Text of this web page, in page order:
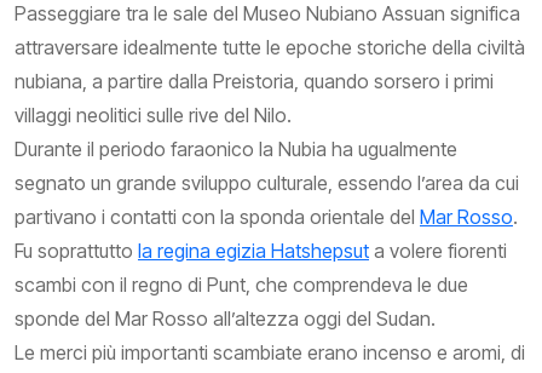
Passeggiare tra le sale del Museo Nubiano Assuan significa
attraversare idealmente tutte le epoche storiche della civiltà
nubiana, a partire dalla Preistoria, quando sorsero i primi
villaggi neolitici sulle rive del Nilo.
Durante il periodo faraonico la Nubia ha ugualmente
segnato un grande sviluppo culturale, essendo l’area da cui
partivano i contatti con la sponda orientale del Mar Rosso.
Fu soprattutto la regina egizia Hatshepsut a volere fiorenti
scambi con il regno di Punt, che comprendeva le due
sponde del Mar Rosso all’altezza oggi del Sudan.
Le merci più importanti scambiate erano incenso e aromi, di